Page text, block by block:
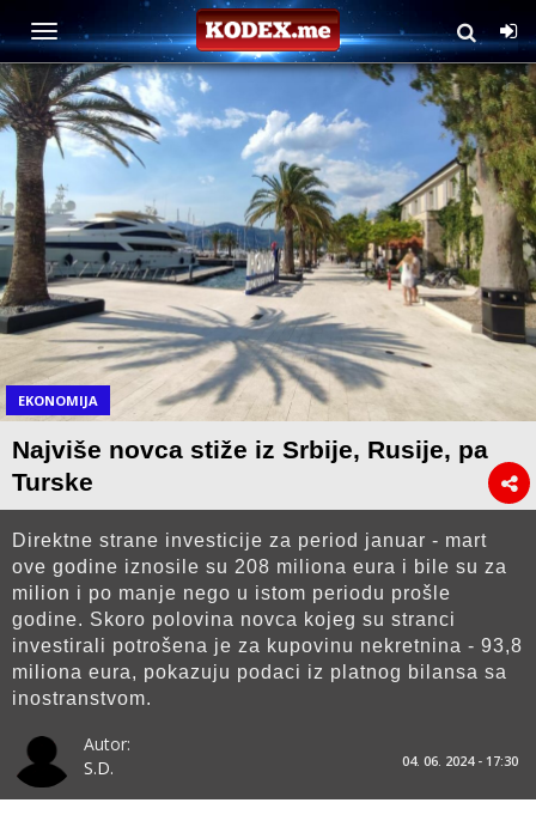
EKONOMIJA
Najviše novca stiže iz Srbije, Rusije, pa
Turske
Direktne strane investicije za period januar - mart
ove godine iznosile su 208 miliona eura i bile su za
milion i po manje nego u istom periodu prošle
godine. Skoro polovina novca kojeg su stranci
investirali potrošena je za kupovinu nekretnina - 93,8
miliona eura, pokazuju podaci iz platnog bilansa sa
inostranstvom.
Autor:
S.D.
04. 06. 2024 - 17:30